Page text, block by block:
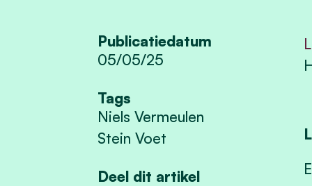
Publicatiedatum
05/05/25
Tags
Niels Vermeulen
Stein Voet
Deel dit artikel